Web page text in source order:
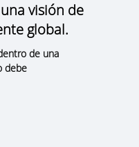
visión de
global.
de una
debe